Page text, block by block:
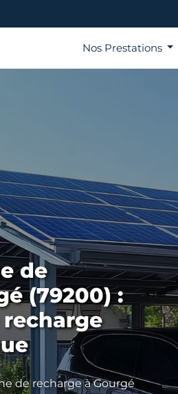
Nos Prestations
de
(79200) :
de recharge à Gourgé